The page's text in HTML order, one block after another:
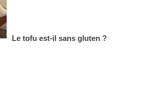
Le tofu est-il sans gluten ?